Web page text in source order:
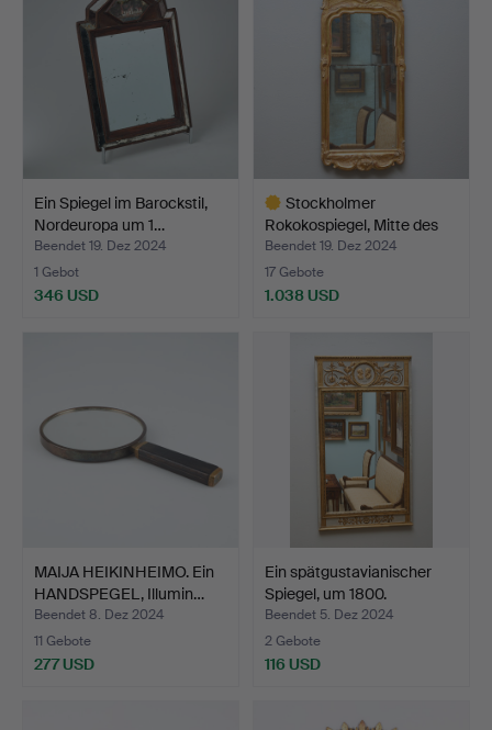
Ein Spiegel im Barockstil,
Nordeuropa um 1…
Beendet 19. Dez 2024
1 Gebot
346 USD
Stockholmer
Rokokospiegel, Mitte des
18. J…
Beendet 19. Dez 2024
17 Gebote
1.038 USD
MAIJA HEIKINHEIMO. Ein
HANDSPEGEL, Illumin…
Beendet 8. Dez 2024
11 Gebote
277 USD
Ein spätgustavianischer
Spiegel, um 1800.
Beendet 5. Dez 2024
2 Gebote
116 USD